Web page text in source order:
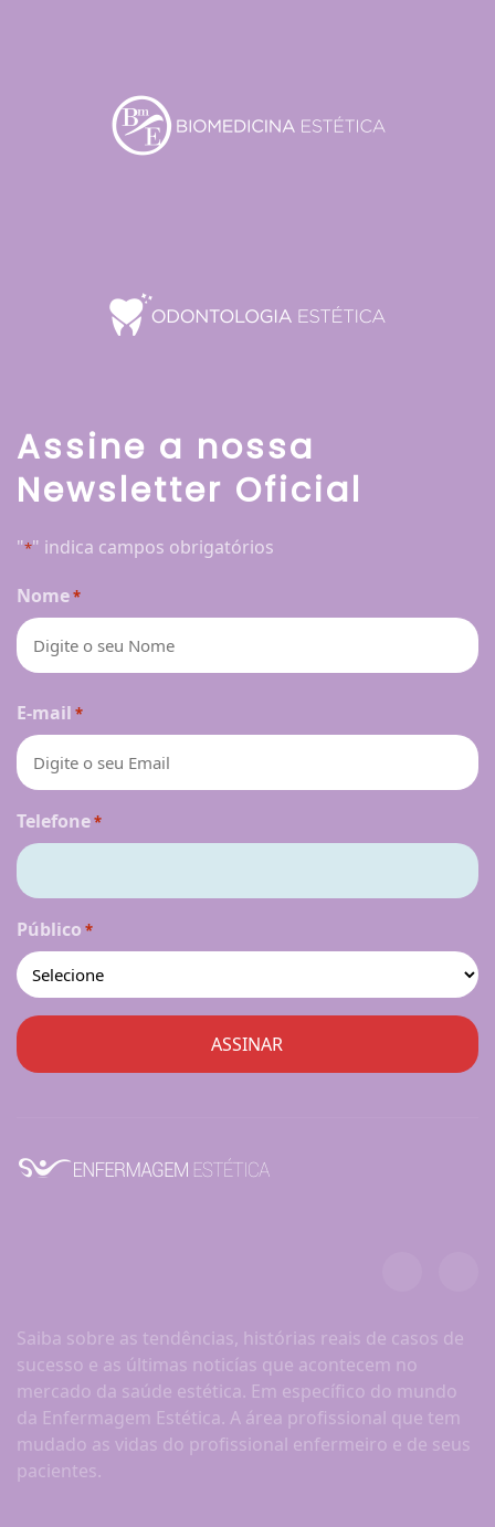
Assine a nossa
Newsletter Oficial
"*" indica campos obrigatórios
Nome*
E-mail *
Telefone*
Público *
Saiba sobre as tendências, histórias reais de casos de
sucesso e as últimas noticías que acontecem no
mercado da saúde estética. Em específico do mundo
da Enfermagem Estética. A área profissional que tem
mudado as vidas do profissional enfermeiro e de seus
pacientes.